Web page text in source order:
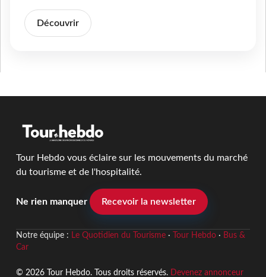
Découvrir
Tour Hebdo vous éclaire sur les mouvements du marché
du tourisme et de l'hospitalité.
Ne rien manquer Recevoir la newsletter
Notre équipe : Le Quotidien du Tourisme· Tour Hebdo· Bus &
Car
© 2026 Tour Hebdo. Tous droits réservés. Devenez annonceur